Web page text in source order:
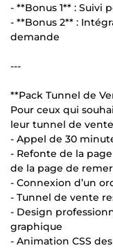
- **Bonus 1** : Suivi
- **Bonus 2** :
demande
---
**Pack Tunnel de
Pour ceux qui
leur tunnel de
- Appel de 30
- Refonte de la
de la page de
- Connexion d’un
- Tunnel de vente
- Design
graphique
- Animation CSS